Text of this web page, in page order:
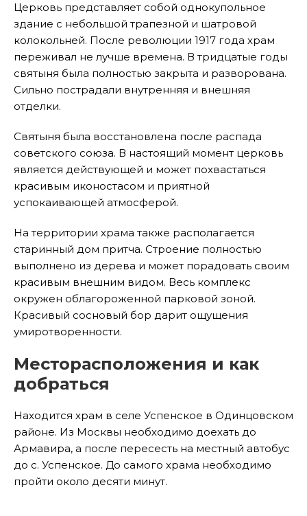
Церковь представляет собой однокупольное
здание с небольшой трапезной и шатровой
колокольней. После революции 1917 года храм
переживал не лучше времена. В тридцатые годы
святыня была полностью закрыта и разворована.
Сильно пострадали внутренняя и внешняя
отделки.
Святыня была восстановлена после распада
советского союза. В настоящий момент церковь
является действующей и может похвастаться
красивым иконостасом и приятной
успокаивающей атмосферой.
На территории храма также располагается
старинный дом притча. Строение полностью
выполнено из дерева и может порадовать своим
красивым внешним видом. Весь комплекс
окружен облагороженной парковой зоной.
Красивый сосновый бор дарит ощущения
умиротворенности.
Месторасположения и как
добраться
Находится храм в селе Успенское в Одинцовском
районе. Из Москвы необходимо доехать до
Армавира, а после пересесть на местный автобус
до с. Успенское. До самого храма необходимо
пройти около десяти минут.